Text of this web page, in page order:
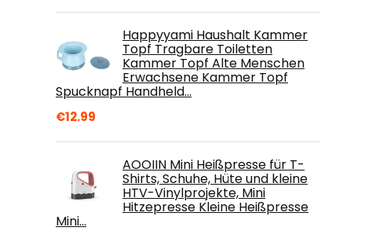
Happyyami Haushalt Kammer
Topf Tragbare Toiletten
Kammer Topf Alte Menschen
Erwachsene Kammer Topf
Spucknapf Handheld…
€12.99
AOOIIN Mini Heißpresse für T-
Shirts, Schuhe, Hüte und kleine
HTV-Vinylprojekte, Mini
Hitzepresse Kleine Heißpresse
Mini…